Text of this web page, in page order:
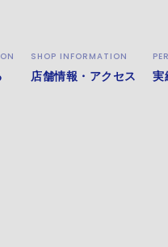
SHOP INFORMATION
店舗情報・アクセス 実